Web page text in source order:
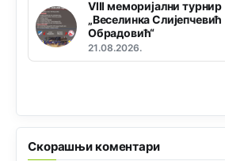
VIII меморијални турнир
„Веселинка Слијепчевић
Обрадовић“
21.08.2026.
Скорашњи коментари